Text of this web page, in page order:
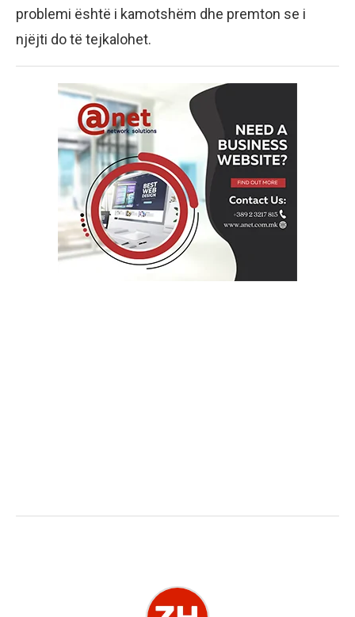
problemi është i kamotshëm dhe premton se i
njëjti do të tejkalohet.